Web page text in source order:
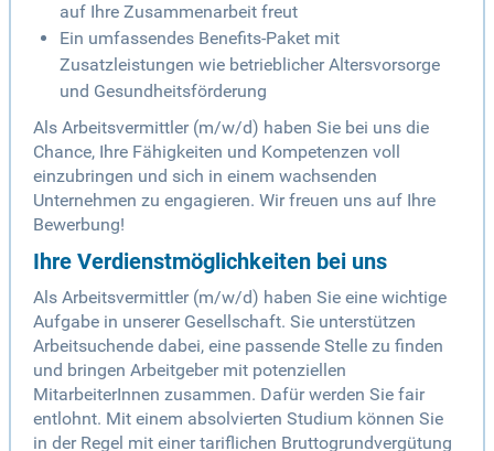
auf Ihre Zusammenarbeit freut
Ein umfassendes Benefits-Paket mit
Zusatzleistungen wie betrieblicher Altersvorsorge
und Gesundheitsförderung
Als Arbeitsvermittler (m/w/d) haben Sie bei uns die
Chance, Ihre Fähigkeiten und Kompetenzen voll
einzubringen und sich in einem wachsenden
Unternehmen zu engagieren. Wir freuen uns auf Ihre
Bewerbung!
Ihre Verdienstmöglichkeiten bei uns
Als Arbeitsvermittler (m/w/d) haben Sie eine wichtige
Aufgabe in unserer Gesellschaft. Sie unterstützen
Arbeitsuchende dabei, eine passende Stelle zu finden
und bringen Arbeitgeber mit potenziellen
MitarbeiterInnen zusammen. Dafür werden Sie fair
entlohnt. Mit einem absolvierten Studium können Sie
in der Regel mit einer tariflichen Bruttogrundvergütung